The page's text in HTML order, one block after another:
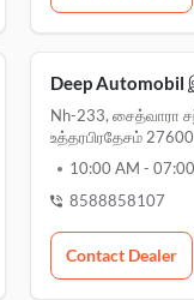
Deep Automobil
Nh-233, சைத்வாரா
உத்தரபிரதேசம்
10:00 AM -
8588858107
Contact Dealer